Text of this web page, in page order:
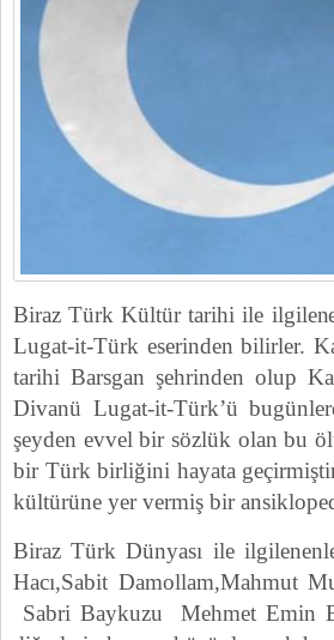
Biraz Türk Kültür tarihi ile
Lugat-it-Türk eserinden bilirler.
tarihi Barsgan şehrinden olup
Divanü Lugat-it-Türk’ü
şeyden evvel bir sözlük olan bu
bir Türk birliğini hayata
kültürüne yer vermiş bir
Biraz Türk Dünyası ile
Hacı,Sabit Damollam,Mahmut
Sabri Baykuzu Mehmet Emin